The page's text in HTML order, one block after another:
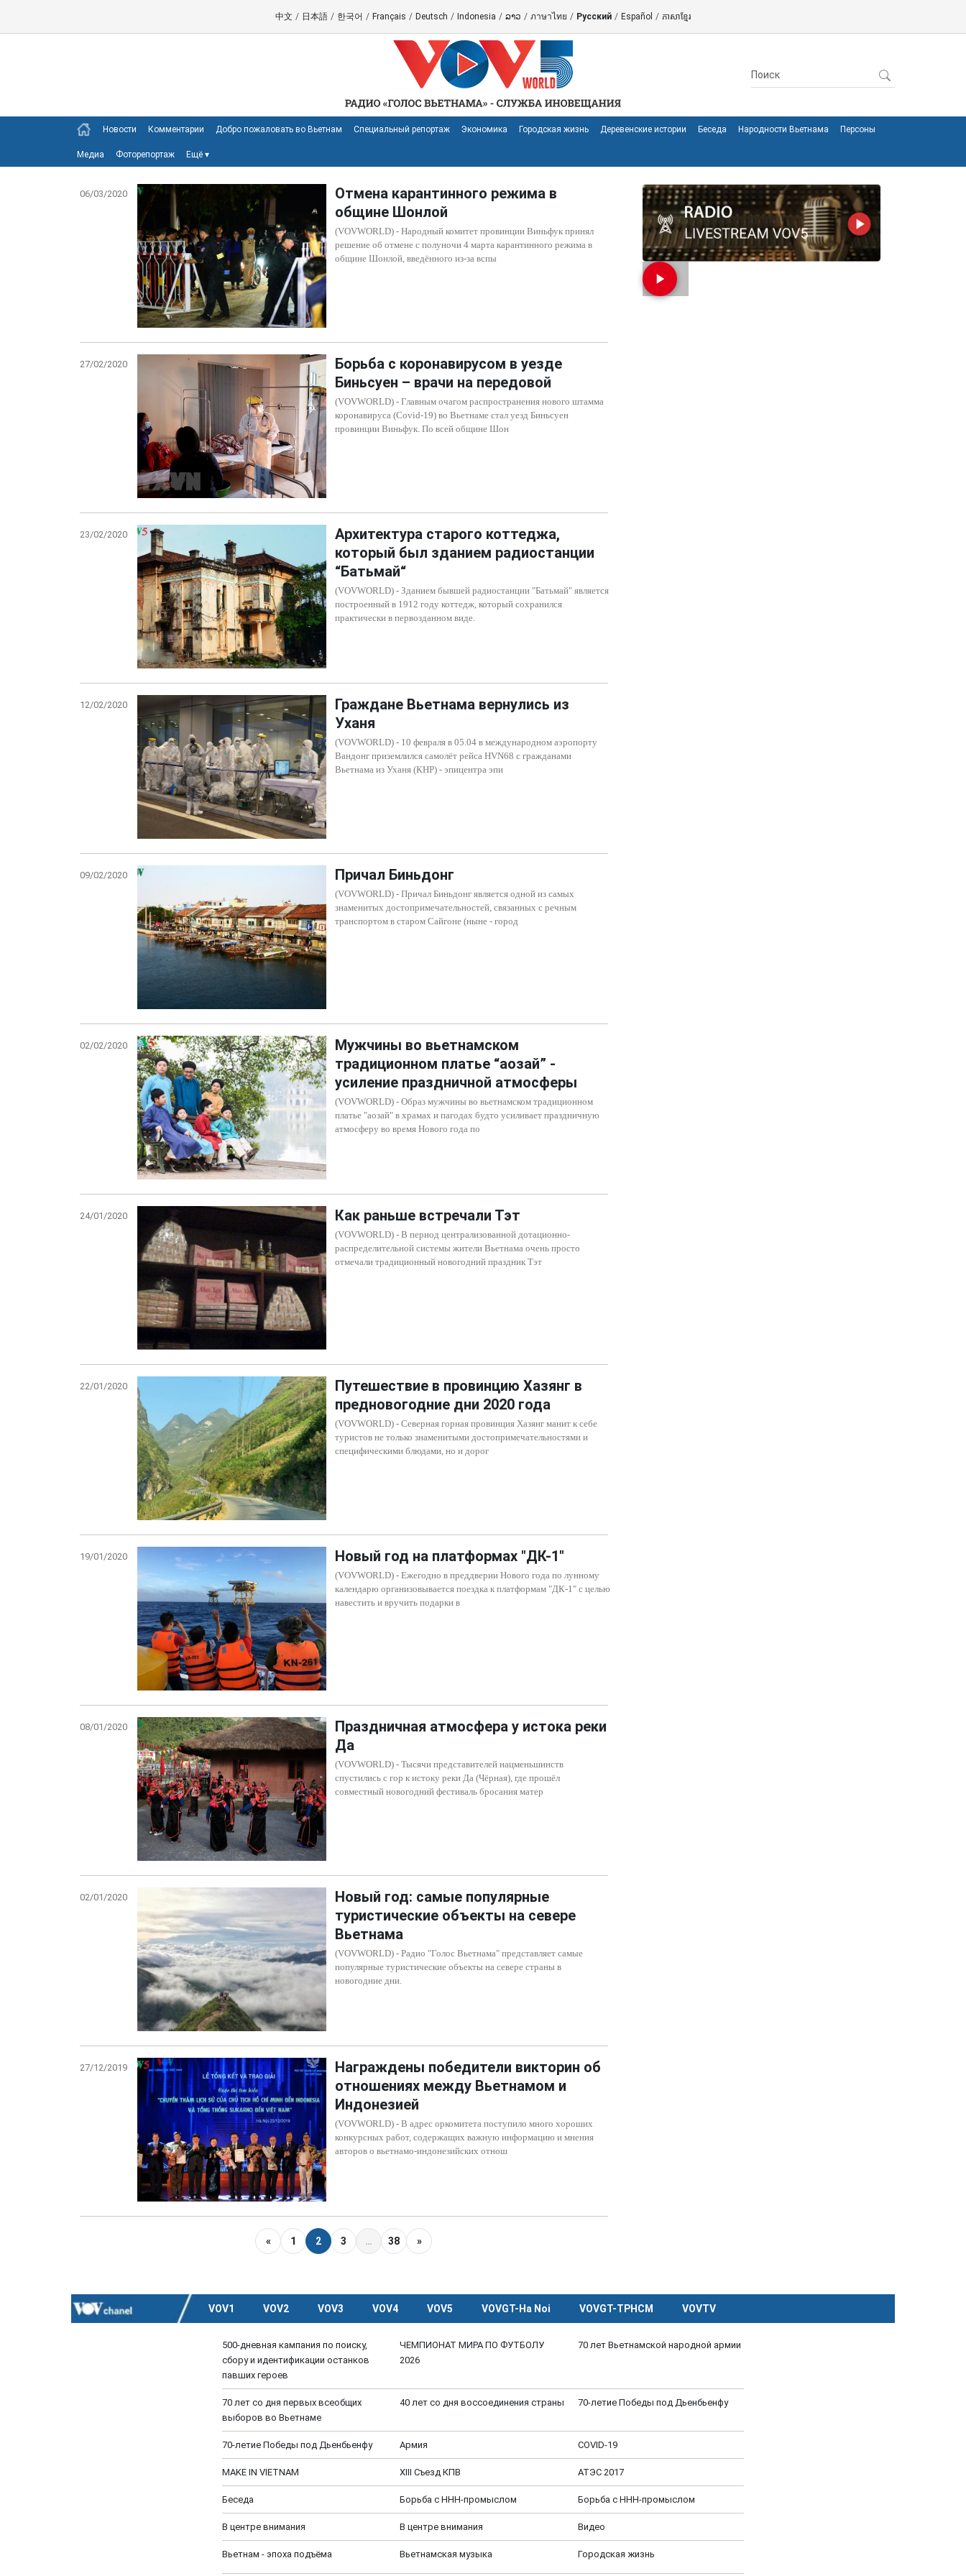
中文 / 日本語 / 한국어 / Français / Deutsch / Indonesia / ລາວ / ภาษาไทย / Русский / Español / ភាសាខ្មែរ
Новости Комментарии Добро пожаловать во Вьетнам Специальный репортаж Экономика Городская жизнь Деревенские истории Беседа Народности Вьетнама Персоны
Медиа Фоторепортаж Ещё ▾
06/03/2020
Отмена карантинного режима в
общине Шонлой
(VOVWORLD) - Народный комитет провинции Виньфук принял
решение об отмене с полуночи 4 марта карантинного режима в
общине Шонлой, введённого из-за вспы
27/02/2020
Борьба с коронавирусом в уезде
Биньсуен – врачи на передовой
(VOVWORLD) - Главным очагом распространения нового штамма
коронавируса (Covid-19) во Вьетнаме стал уезд Биньсуен
провинции Виньфук. По всей общине Шон
23/02/2020
Архитектура старого коттеджа,
который был зданием радиостанции
“Батьмай“
(VOVWORLD) - Зданием бывшей радиостанции "Батьмай" является
построенный в 1912 году коттедж, который сохранился
практически в первозданном виде.
12/02/2020
Граждане Вьетнама вернулись из
Уханя
(VOVWORLD) - 10 февраля в 05.04 в международном аэропорту
Вандонг приземлился самолёт рейса HVN68 с гражданами
Вьетнама из Уханя (КНР) - эпицентра эпи
09/02/2020 Причал Биньдонг
(VOVWORLD) - Причал Биньдонг является одной из самых
знаменитых достопримечательностей, связанных с речным
транспортом в старом Сайгоне (ныне - город
02/02/2020
Мужчины во вьетнамском
традиционном платье “аозай” -
усиление праздничной атмосферы
(VOVWORLD) - Образ мужчины во вьетнамском традиционном
платье "аозай" в храмах и пагодах будто усиливает праздничную
атмосферу во время Нового года по
24/01/2020 Как раньше встречали Тэт
(VOVWORLD) - В период централизованной дотационно-
распределительной системы жители Вьетнама очень просто
отмечали традиционный новогодний праздник Тэт
22/01/2020
Путешествие в провинцию Хазянг в
предновогодние дни 2020 года
(VOVWORLD) - Северная горная провинция Хазянг манит к себе
туристов не только знаменитыми достопримечательностями и
специфическими блюдами, но и дорог
19/01/2020 Новый год на платформах "ДК-1"
(VOVWORLD) - Ежегодно в преддверии Нового года по лунному
календарю организовывается поездка к платформам "ДК-1" с целью
навестить и вручить подарки в
08/01/2020
Праздничная атмосфера у истока реки
Да
(VOVWORLD) - Тысячи представителей нацменьшинств
спустились с гор к истоку реки Да (Чёрная), где прошёл
совместный новогодний фестиваль бросания матер
02/01/2020
Новый год: самые популярные
туристические объекты на севере
Вьетнама
(VOVWORLD) - Радио "Голос Вьетнама" представляет самые
популярные туристические объекты на севере страны в
новогодние дни.
27/12/2019
Награждены победители викторин об
отношениях между Вьетнамом и
Индонезией
(VOVWORLD) - В адрес оркомитета поступило много хороших
конкурсных работ, содержащих важную информацию и мнения
авторов о вьетнамо-индонезийских отнош
« 1 2 3 … 38 »
VOV1 VOV2 VOV3 VOV4 VOV5 VOVGT-Ha Noi VOVGT-TPHCM VOVTV
500-дневная кампания по поиску,
сбору и идентификации останков
павших героев
ЧЕМПИОНАТ МИРА ПО ФУТБОЛУ
2026
70 лет Вьетнамской народной армии
70 лет со дня первых всеобщих
выборов во Вьетнаме
40 лет со дня воссоединения страны 70-летие Победы под Дьенбьенфу
70-летие Победы под Дьенбьенфу Aрмия COVID-19
MAKE IN VIETNAM XIII Cъезд КПВ АТЭС 2017
Беседа Борьба с ННН-промыслом Борьба с ННН-промыслом
В центре внимания В центре внимания Видео
Вьетнам - эпоха подъёма Вьетнамская музыка Городская жизнь